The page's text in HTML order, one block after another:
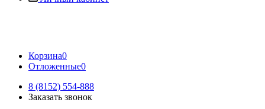
Корзина0
Отложенные0
8 (8152) 554-888
Заказать звонок